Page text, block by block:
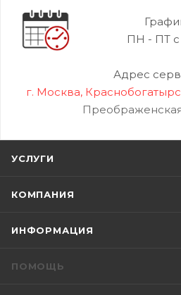
ПН - ПТ с
Адрес
г. Москва,
УСЛУГИ
КОМПАНИЯ
ИНФОРМАЦИЯ
ПОМОЩЬ